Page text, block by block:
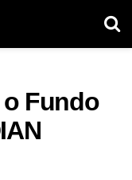
o Fundo